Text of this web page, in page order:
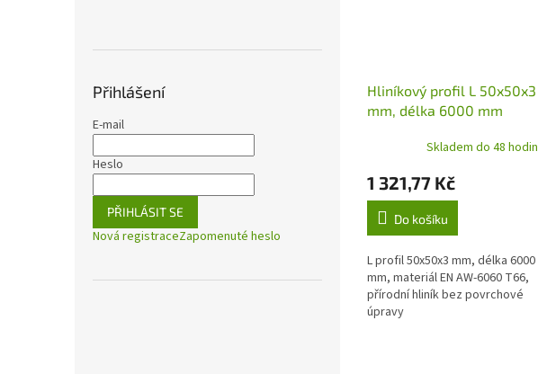
Přihlášení
E-mail
Heslo
PŘIHLÁSIT SE
Nová registraceZapomenuté heslo
Hliníkový profil L 50x50x3
mm, délka 6000 mm
Skladem do 48 hodin
1 321,77 Kč
Do košíku
L profil 50x50x3 mm, délka 6000
mm, materiál EN AW-6060 T66,
přírodní hliník bez povrchové
úpravy